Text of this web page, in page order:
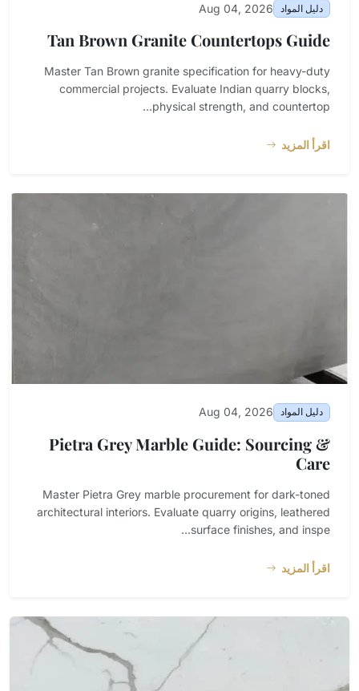
دليل المواد Aug 04, 2026
Tan Brown Granite Countertops Guide
Master Tan Brown granite specification for heavy-duty
commercial projects. Evaluate Indian quarry blocks,
physical strength, and countertop...
اقرأ المزيد
دليل المواد Aug 04, 2026
Pietra Grey Marble Guide: Sourcing &
Care
Master Pietra Grey marble procurement for dark-toned
architectural interiors. Evaluate quarry origins, leathered
surface finishes, and inspe...
اقرأ المزيد